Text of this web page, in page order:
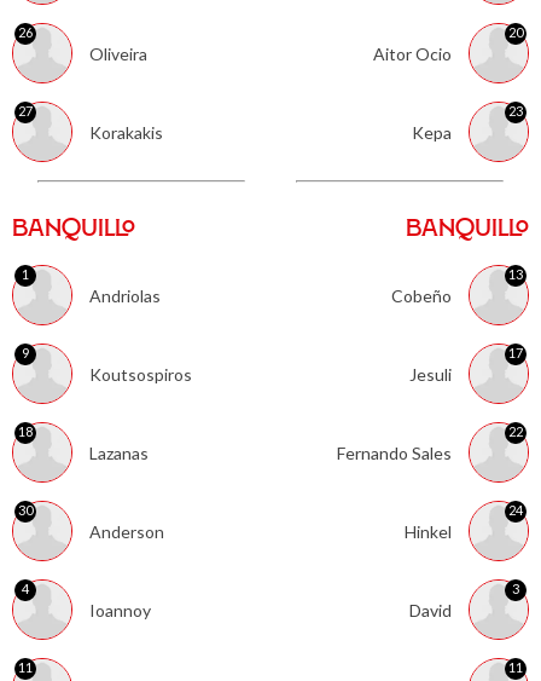
26
Oliveira
27
Korakakis
20
Aitor Ocio
23
Kepa
BANQUILLO
1
Andriolas
9
Koutsospiros
18
Lazanas
30
Anderson
4
Ioannoy
11
BANQUILLO
13
Cobeño
17
Jesuli
22
Fernando Sales
24
Hinkel
3
David
11